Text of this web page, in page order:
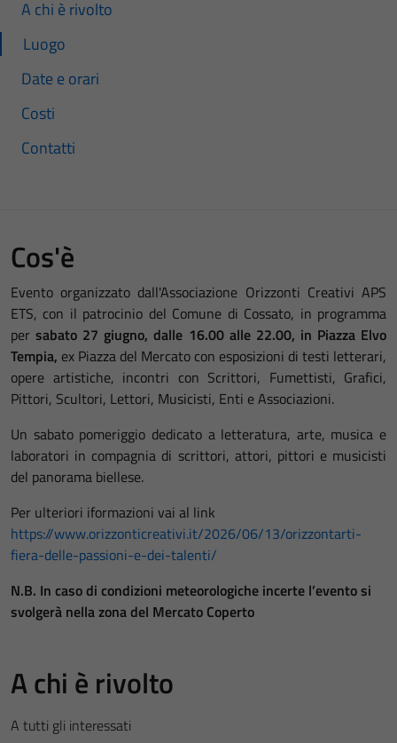
A chi è rivolto
Luogo
Date e orari
Costi
Contatti
Cos'è
Evento organizzato dall'Associazione Orizzonti Creativi APS
ETS, con il patrocinio del Comune di Cossato, in programma
per sabato 27 giugno, dalle 16.00 alle 22.00, in Piazza Elvo
Tempia, ex Piazza del Mercato con esposizioni di testi letterari,
opere artistiche, incontri con Scrittori, Fumettisti, Grafici,
Pittori, Scultori, Lettori, Musicisti, Enti e Associazioni.
Un sabatopomeriggio dedicato a letteratura, arte, musica e
laboratori in compagnia di scrittori, attori, pittori e musicisti
del panorama biellese.
Per ulteriori iformazioni vai al link
https://www.orizzonticreativi.it/2026/06/13/orizzontarti-
fiera-delle-passioni-e-dei-talenti/
N.B. In caso di condizioni meteorologiche incerte l’evento si
svolgerà nella zona del Mercato Coperto
A chi è rivolto
A tutti gli interessati